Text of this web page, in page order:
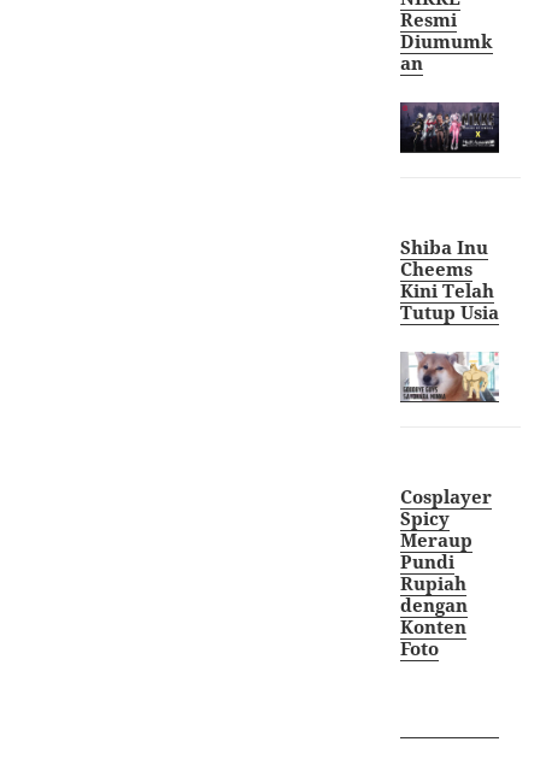
Resmi
Diumumk
an
Shiba Inu
Cheems
Kini Telah
Tutup Usia
Cosplayer
Spicy
Meraup
Pundi
Rupiah
dengan
Konten
Foto